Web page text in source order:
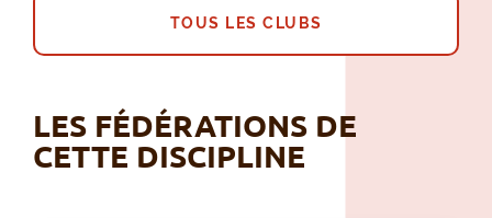
TOUS LES CLUBS
LES FÉDÉRATIONS DE
CETTE DISCIPLINE